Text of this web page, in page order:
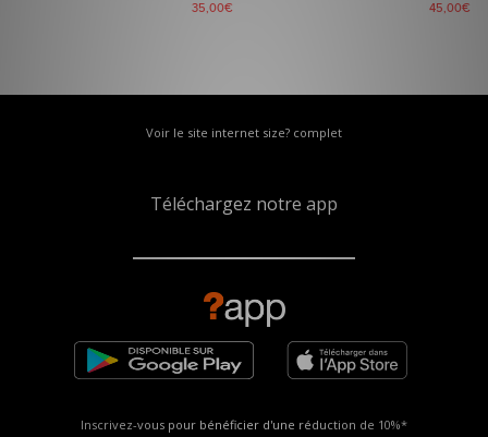
35,00€ 45,00€
Voir le site internet size? complet
Téléchargez notre app
Inscrivez-vous pour bénéficier d'une réduction de 10%*